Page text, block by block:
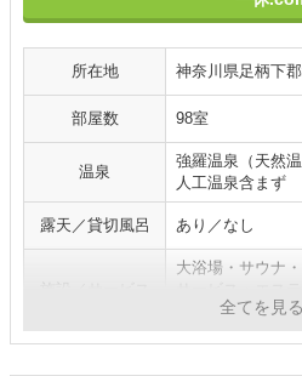
所在地 神奈川県足柄下
部屋数 98室
温泉
強羅温泉（天然
人工温泉含まず
露天／貸切風呂 あり／なし
大浴場・サウナ
OK ほか全てを見る